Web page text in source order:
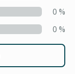
0 %
0 %